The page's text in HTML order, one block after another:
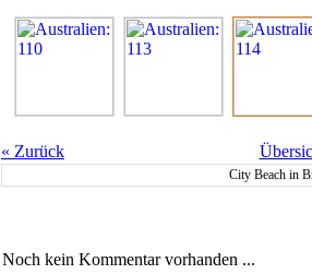
« Zurück
City Beach in
Noch kein Kommentar vorhanden ...